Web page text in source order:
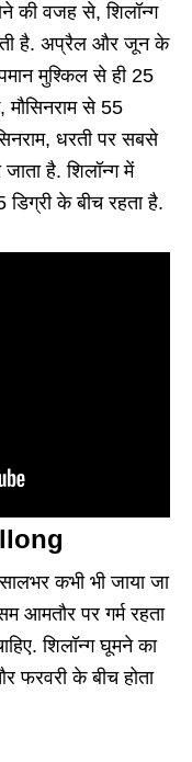
की वजह से, शिलॉन्ग
रहती है. अप्रैल और जून के
मुश्किल से ही 25
मौसिनराम से 55
धरती पर सबसे
जाता है. शिलॉन्ग में
डिग्री के बीच रहता है.
कभी भी जाया जा
आमतौर पर गर्म रहता
शिलॉन्ग घूमने का
के बीच होता